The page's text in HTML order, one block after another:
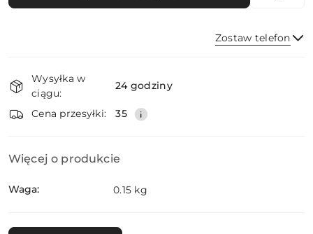
Zostaw telefon
i
dostawa
Wysyłka w
ciągu:
24 godziny
Cena przesyłki: 35
Więcej o produkcie
Waga: 0.15 kg